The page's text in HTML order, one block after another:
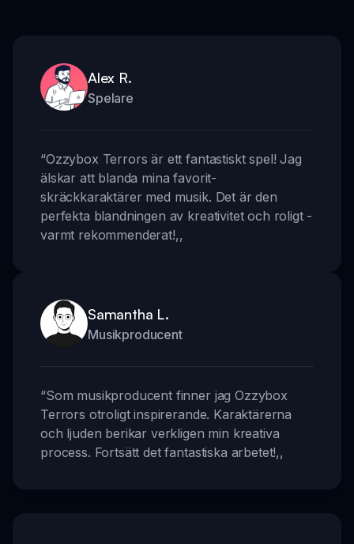
Alex R.
Spelare
“Ozzybox Terrors är ett fantastiskt spel! Jag
älskar att blanda mina favorit-
skräckkaraktärer med musik. Det är den
perfekta blandningen av kreativitet och roligt -
varmt rekommenderat!,,
Samantha L.
Musikproducent
“Som musikproducent finner jag Ozzybox
Terrors otroligt inspirerande. Karaktärerna
och ljuden berikar verkligen min kreativa
process. Fortsätt det fantastiska arbetet!,,